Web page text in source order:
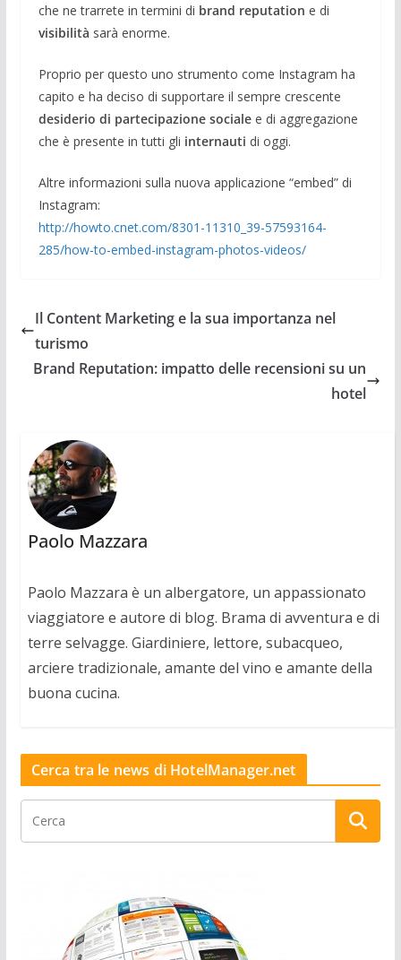
che ne trarrete in termini di brand reputation e di
visibilità sarà enorme.
Proprio per questo uno strumento come Instagram ha
capito e ha deciso di supportare il sempre crescente
desiderio di partecipazione socialee di aggregazione
che è presente in tutti gli internauti di oggi.
Altre informazioni sulla nuova applicazione “embed” di
Instagram:
http://howto.cnet.com/8301-11310_39-57593164-
285/how-to-embed-instagram-photos-videos/
Il Content Marketing e la sua importanza nel
turismo
Brand Reputation: impatto delle recensioni su un
hotel
Paolo Mazzara
Paolo Mazzara è un albergatore, un appassionato
viaggiatore e autore di blog. Brama di avventura e di
terre selvagge. Giardiniere, lettore, subacqueo,
arciere tradizionale, amante del vino e amante della
buona cucina.
Cerca tra le news di HotelManager.net